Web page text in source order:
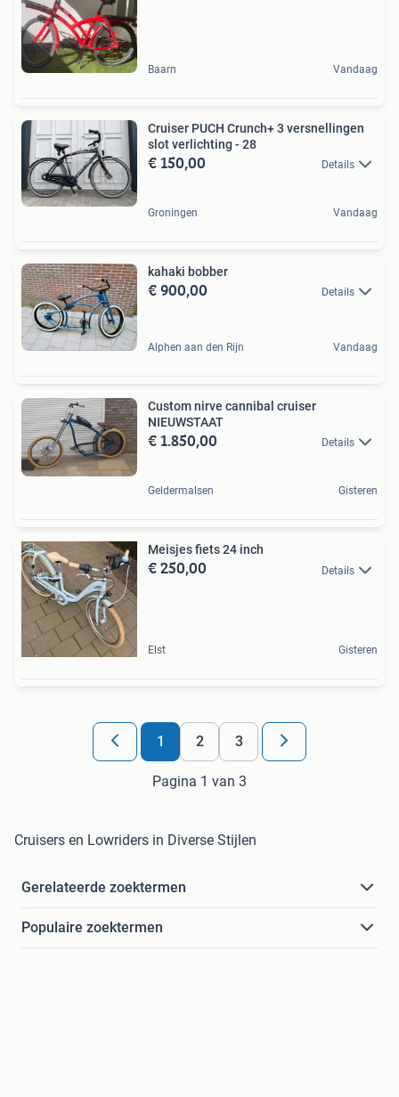
Baarn Vandaag
Cruiser PUCH Crunch+ 3 versnellingen
slot verlichting - 28
€ 150,00 Details
Groningen Vandaag
kahaki bobber
€ 900,00 Details
Alphen aan den Rijn Vandaag
Custom nirve cannibal cruiser
NIEUWSTAAT
€ 1.850,00 Details
Geldermalsen Gisteren
Meisjes fiets 24 inch
€ 250,00 Details
Elst Gisteren
1 2 3
Pagina 1 van 3
Cruisers en Lowriders in Diverse Stijlen
Gerelateerde zoektermen
Populaire zoektermen